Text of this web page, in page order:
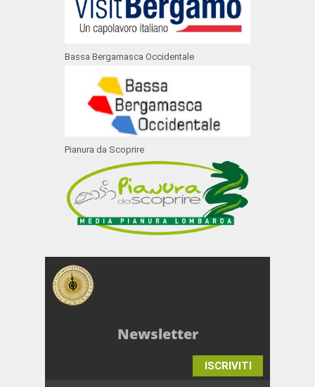
Bassa Bergamasca Occidentale
Pianura da Scoprire
Newsletter
ISCRIVITI